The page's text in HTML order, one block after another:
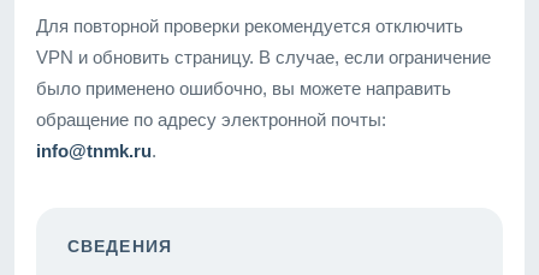
Для повторной проверки рекомендуется отключить
VPN и обновить страницу. В случае, если ограничение
было применено ошибочно, вы можете направить
обращение по адресу электронной почты:
info@tnmk.ru.
СВЕДЕНИЯ